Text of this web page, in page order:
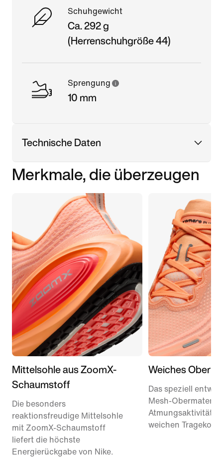
Schuhgewicht
Ca. 292 g
(Herrenschuhgröße 44)
Sprengung
10 mm
Technische Daten
Merkmale, die überzeugen
Mittelsohle aus ZoomX-
Schaumstoff
Die besonders
reaktionsfreudige Mittelsohle
mit ZoomX-Schaumstoff
liefert die höchste
Energierückgabe von Nike.
Weiches
Das speziell
Mesh-
Atmungsaktivität
weichen